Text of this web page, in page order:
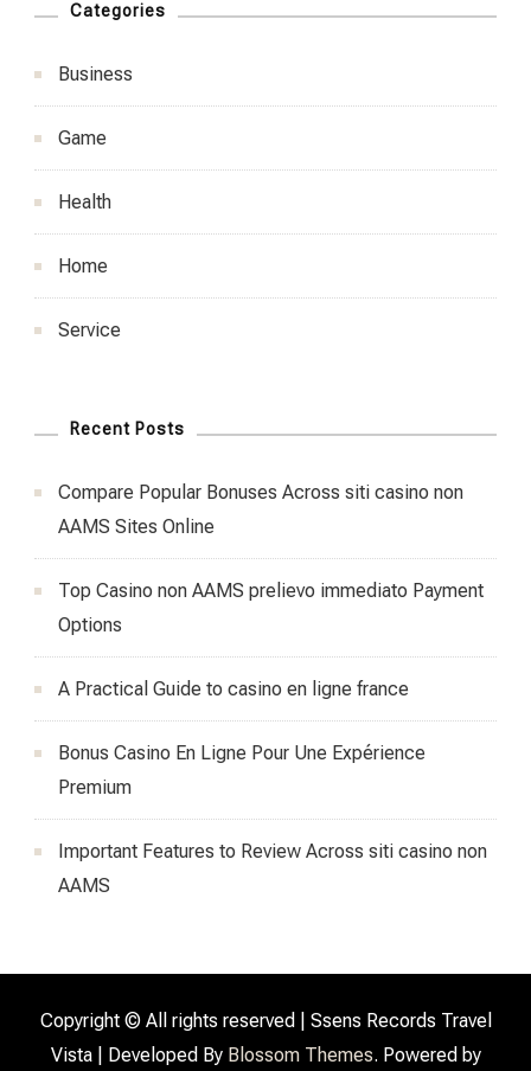
Categories
Business
Game
Health
Home
Service
Recent Posts
Compare Popular Bonuses Across siti casino non
AAMS Sites Online
Top Casino non AAMS prelievo immediato Payment
Options
A Practical Guide to casino en ligne france
Bonus Casino En Ligne Pour Une Expérience
Premium
Important Features to Review Across siti casino non
AAMS
Copyright © All rights reserved | Ssens Records Travel
Vista | Developed By Blossom Themes. Powered by